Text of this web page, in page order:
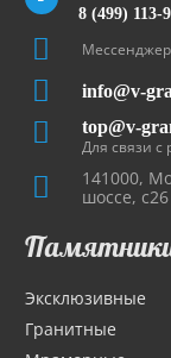
8 (499) 113-
info@v-
top@v-
Для связи с
141000,
шоссе, с26
Эксклюзивные
Гранитные